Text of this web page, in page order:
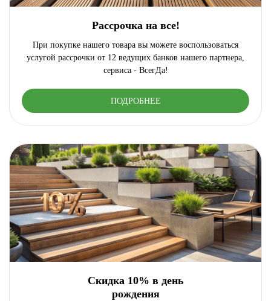
Рассрочка на все!
При покупке нашего товара вы можете воспользоваться
услугой рассрочки от 12 ведущих банков нашего партнера,
сервиса - ВсегДа!
ПОДРОБНЕЕ
Скидка 10% в день
рождения